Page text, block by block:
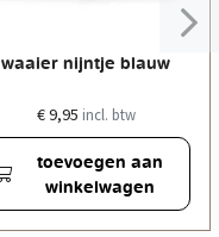
waaier nijntje blauw
€ 9,95 incl. btw
toevoegen aan
winkelwagen